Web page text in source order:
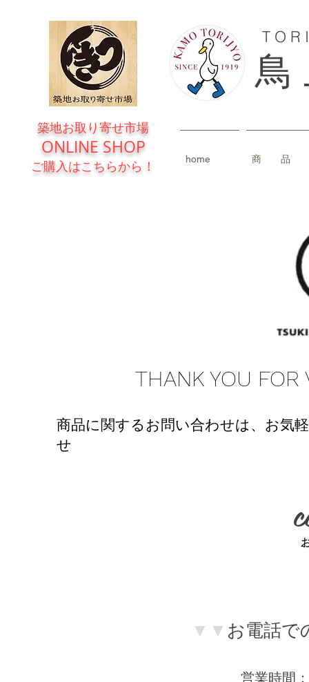
T O R
鳥
築地お取り寄せ市場
ONLINE SHOP
ご購入はこちらから！ home 商 品
THANK YOU FOR
商品に関するお問い合わせは、お気
せ
▼▼ お電話で
営業時間